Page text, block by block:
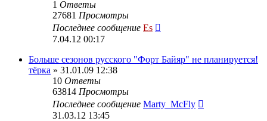
1 Ответы
27681 Просмотры
Последнее сообщение Es
7.04.12 00:17
Больше сезонов русского "Форт Байяр" не планируется!
тёрка » 31.01.09 12:38
10 Ответы
63814 Просмотры
Последнее сообщение Marty_McFly
31.03.12 13:45